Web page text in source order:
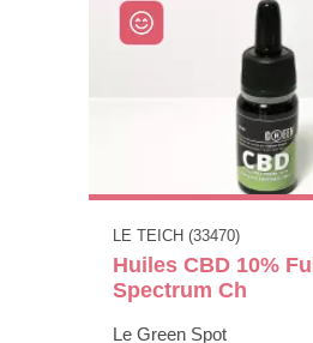
LE TEICH (33470)
Huiles CBD 10% Full
Spectrum Ch
Le Green Spot